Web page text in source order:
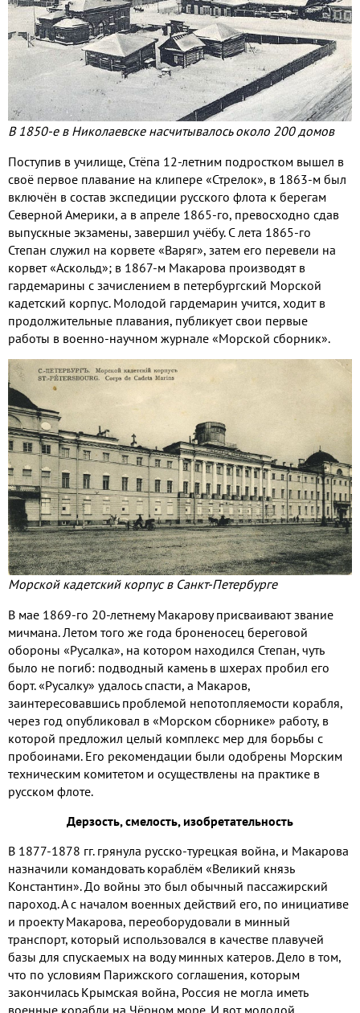
В 1850-е в Николаевске насчитывалось около 200 домов
Поступив в училище, Стёпа 12-летним подростком вышел в
своё первое плавание на клипере «Стрелок», в 1863-м был
включён в состав экспедиции русского флота к берегам
Северной Америки, а в апреле 1865-го, превосходно сдав
выпускные экзамены, завершил учёбу. С лета 1865-го
Степан служил на корвете «Варяг», затем его перевели на
корвет «Аскольд»; в 1867-м Макарова производят в
гардемарины с зачислением в петербургский Морской
кадетский корпус. Молодой гардемарин учится, ходит в
продолжительные плавания, публикует свои первые
работы в военно-научном журнале «Морской сборник».
Морской кадетский корпус в Санкт-Петербурге
В мае 1869-го 20-летнему Макарову присваивают звание
мичмана. Летом того же года броненосец береговой
обороны «Русалка», на котором находился Степан, чуть
было не погиб: подводный камень в шхерах пробил его
борт. «Русалку» удалось спасти, а Макаров,
заинтересовавшись проблемой непотопляемости корабля,
через год опубликовал в «Морском сборнике» работу, в
которой предложил целый комплекс мер для борьбы с
пробоинами. Его рекомендации были одобрены Морским
техническим комитетом и осуществлены на практике в
русском флоте.
Дерзость, смелость, изобретательность
В 1877-1878 гг. грянула русско-турецкая война, и Макарова
назначили командовать кораблём «Великий князь
Константин». До войны это был обычный пассажирский
пароход. А с началом военных действий его, по инициативе
и проекту Макарова, переоборудовали в минный
транспорт, который использовался в качестве плавучей
базы для спускаемых на воду минных катеров. Дело в том,
что по условиям Парижского соглашения, которым
закончилась Крымская война, Россия не могла иметь
военные корабли на Чёрном море. И вот молодой